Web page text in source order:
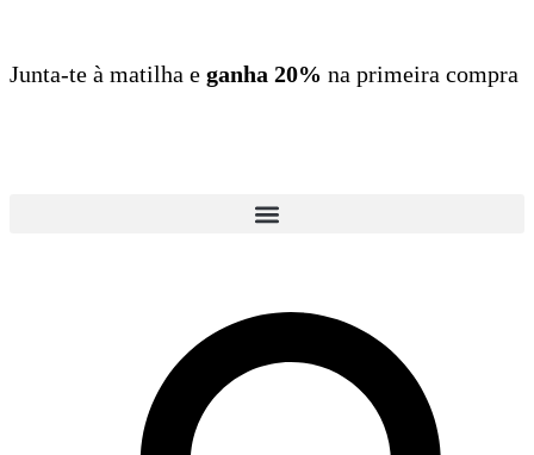
Junta-te à matilha e ganha 20% na primeira compra